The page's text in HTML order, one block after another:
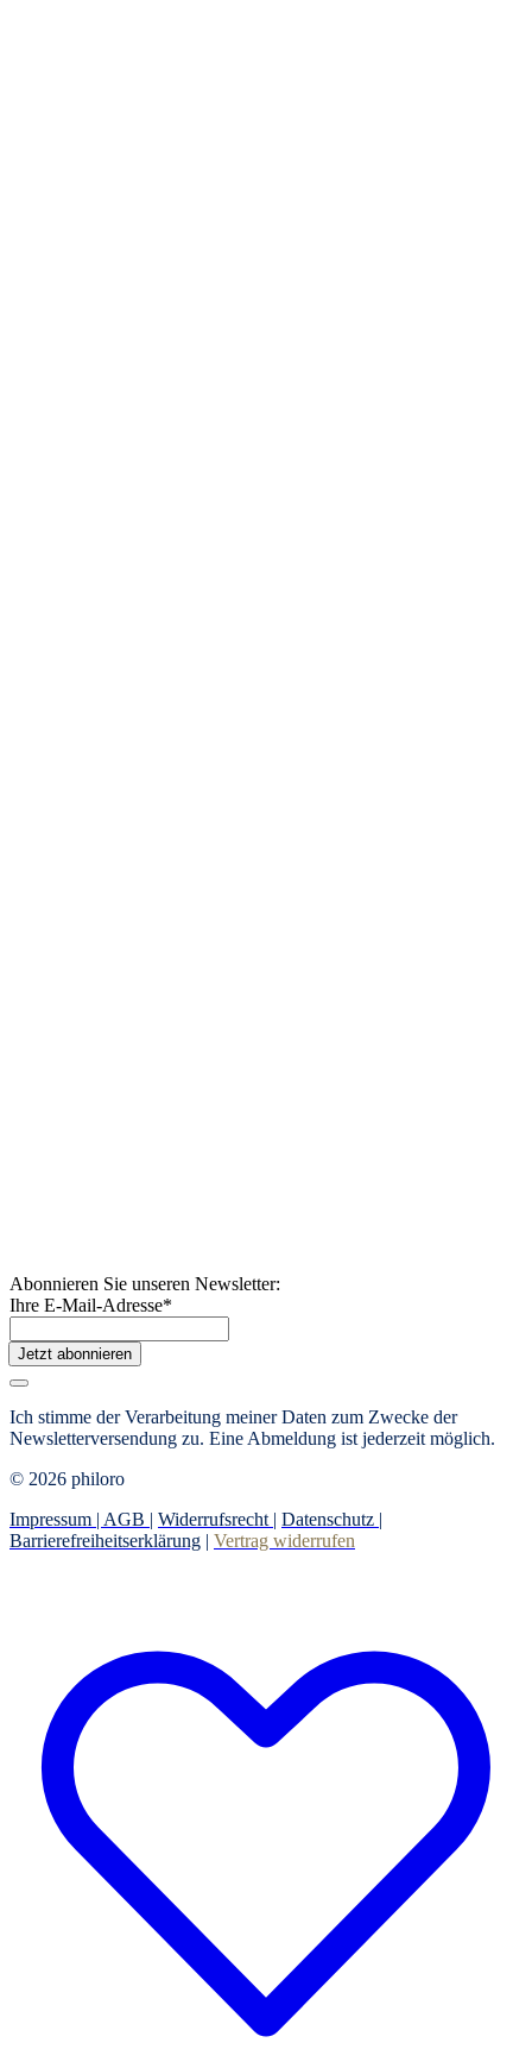
Abonnieren Sie unseren Newsletter:
Ihre E-Mail-Adresse*
Jetzt abonnieren
Ich stimme der Verarbeitung meiner Daten zum Zwecke der
Newsletterversendung zu. Eine Abmeldung ist jederzeit möglich.
© 2026 philoro
Impressum | AGB | Widerrufsrecht | Datenschutz |
Barrierefreiheitserklärung | Vertrag widerrufen